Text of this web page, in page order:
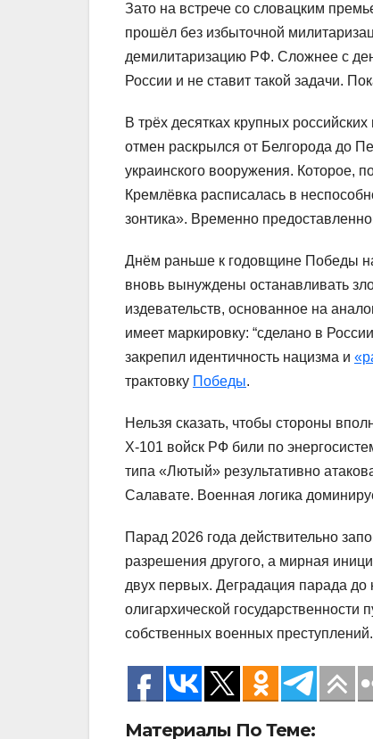
Зато на встрече со словацким
прошёл без избыточной
демилитаризацию РФ. Сложнее с
России и не ставит такой задачи.
В трёх десятках крупных
отмен раскрылся от Белгорода до
украинского вооружения. Которое,
Кремлёвка расписалась в
зонтика». Временно
Днём раньше к годовщине Победы
вновь вынуждены останавливать
издевательств, основанное на
имеет маркировку: “сделано в
закрепил идентичность нацизма и
трактовку Победы.
Нельзя сказать, чтобы стороны
Х-101 войск РФ били по
типа «Лютый» результативно
Салавате. Военная логика
Парад 2026 года действительно
разрешения другого, а мирная
двух первых. Деградация парада
олигархической
собственных военных
Материалы По Теме: